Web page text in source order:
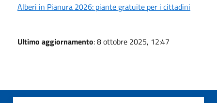
Alberi in Pianura 2026: piante gratuite per i cittadini
Ultimo aggiornamento: 8 ottobre 2025, 12:47